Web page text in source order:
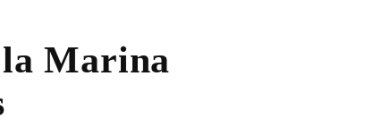
Marina